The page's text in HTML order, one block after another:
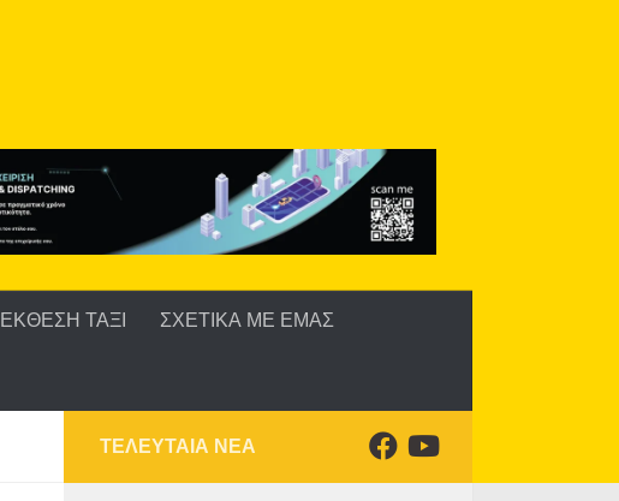
ΕΚΘΕΣΗ ΤΑΞΙ ΣΧΕΤΙΚΑ ΜΕ ΕΜΑΣ
ΤΕΛΕΥΤΑΙΑ ΝΕΑ